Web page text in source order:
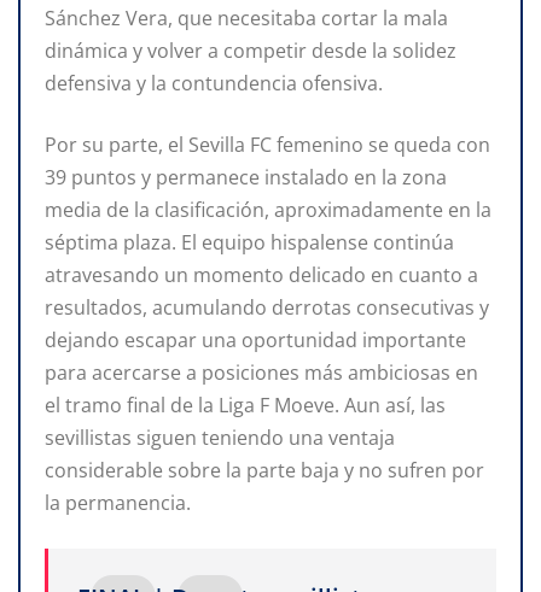
Sánchez Vera, que necesitaba cortar la mala
dinámica y volver a competir desde la solidez
defensiva y la contundencia ofensiva.
Por su parte, el Sevilla FC femenino se queda con
39 puntos y permanece instalado en la zona
media de la clasificación, aproximadamente en la
séptima plaza. El equipo hispalense continúa
atravesando un momento delicado en cuanto a
resultados, acumulando derrotas consecutivas y
dejando escapar una oportunidad importante
para acercarse a posiciones más ambiciosas en
el tramo final de la Liga F Moeve. Aun así, las
sevillistas siguen teniendo una ventaja
considerable sobre la parte baja y no sufren por
la permanencia.